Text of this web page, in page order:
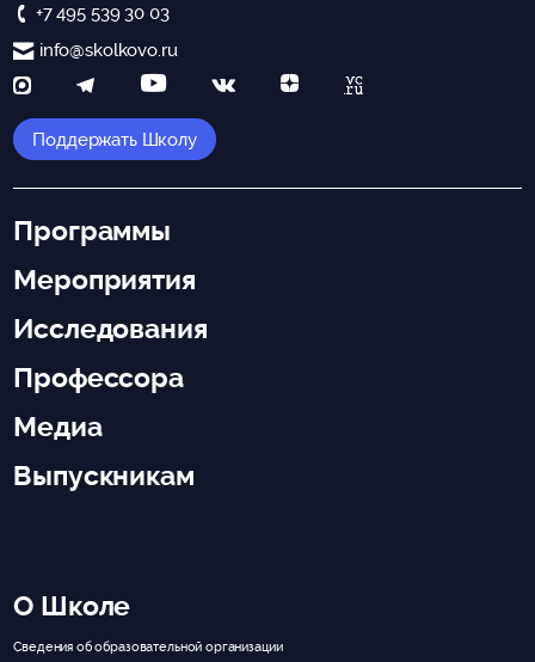
+7 495 539 30 03
info@skolkovo.ru
Поддержать Школу
Программы
Мероприятия
Исследования
Профессора
Медиа
Выпускникам
О Школе
Сведения об образовательной организации